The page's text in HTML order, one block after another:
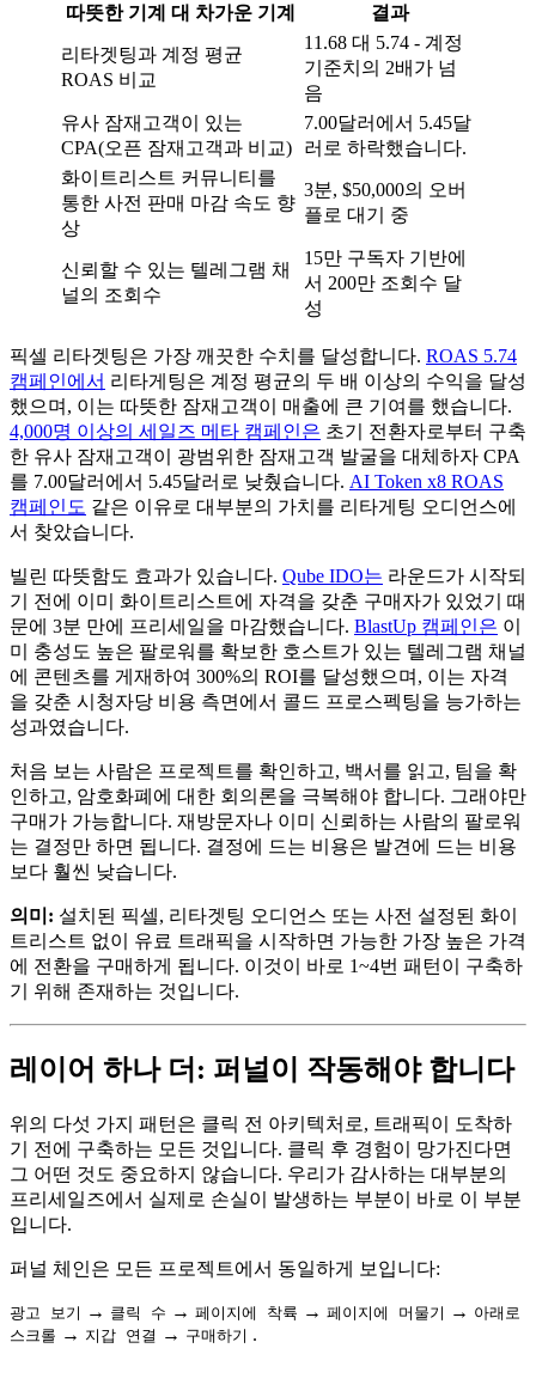
따뜻한 기계 대 차가운 기계 결과
리타겟팅과 계정 평균
ROAS 비교
11.68 대 5.74 - 계정
기준치의 2배가 넘
음
유사 잠재고객이 있는
CPA(오픈 잠재고객과 비교)
7.00달러에서 5.45달
러로 하락했습니다.
화이트리스트 커뮤니티를
통한 사전 판매 마감 속도 향
상
3분, $50,000의 오버
플로 대기 중
신뢰할 수 있는 텔레그램 채
널의 조회수
15만 구독자 기반에
서 200만 조회수 달
성
픽셀 리타겟팅은 가장 깨끗한 수치를 달성합니다. ROAS 5.74
캠페인에서 리타게팅은 계정 평균의 두 배 이상의 수익을 달성
했으며, 이는 따뜻한 잠재고객이 매출에 큰 기여를 했습니다.
4,000명 이상의 세일즈 메타 캠페인은 초기 전환자로부터 구축
한 유사 잠재고객이 광범위한 잠재고객 발굴을 대체하자 CPA
를 7.00달러에서 5.45달러로 낮췄습니다. AI Token x8 ROAS
캠페인도 같은 이유로 대부분의 가치를 리타게팅 오디언스에
서 찾았습니다.
빌린 따뜻함도 효과가 있습니다. Qube IDO는 라운드가 시작되
기 전에 이미 화이트리스트에 자격을 갖춘 구매자가 있었기 때
문에 3분 만에 프리세일을 마감했습니다. BlastUp 캠페인은 이
미 충성도 높은 팔로워를 확보한 호스트가 있는 텔레그램 채널
에 콘텐츠를 게재하여 300%의 ROI를 달성했으며, 이는 자격
을 갖춘 시청자당 비용 측면에서 콜드 프로스펙팅을 능가하는
성과였습니다.
처음 보는 사람은 프로젝트를 확인하고, 백서를 읽고, 팀을 확
인하고, 암호화폐에 대한 회의론을 극복해야 합니다. 그래야만
구매가 가능합니다. 재방문자나 이미 신뢰하는 사람의 팔로워
는 결정만 하면 됩니다. 결정에 드는 비용은 발견에 드는 비용
보다 훨씬 낮습니다.
의미: 설치된 픽셀, 리타겟팅 오디언스 또는 사전 설정된 화이
트리스트 없이 유료 트래픽을 시작하면 가능한 가장 높은 가격
에 전환을 구매하게 됩니다. 이것이 바로 1~4번 패턴이 구축하
기 위해 존재하는 것입니다.
레이어 하나 더: 퍼널이 작동해야 합니다
위의 다섯 가지 패턴은 클릭 전 아키텍처로, 트래픽이 도착하
기 전에 구축하는 모든 것입니다. 클릭 후 경험이 망가진다면
그 어떤 것도 중요하지 않습니다. 우리가 감사하는 대부분의
프리세일즈에서 실제로 손실이 발생하는 부분이 바로 이 부분
입니다.
퍼널 체인은 모든 프로젝트에서 동일하게 보입니다:
광고 보기 → 클릭 수 → 페이지에 착륙 → 페이지에 머물기 → 아래로
스크롤 → 지갑 연결 → 구매하기 .